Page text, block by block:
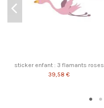
sticker enfant : 3 flamants roses
39,58 €